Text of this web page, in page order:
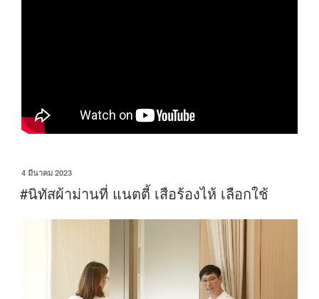
4 มีนาคม 2023
#นิทัสผ้าม่านที่ แนตตี้ เสือร้องไห้ เลือกใช้